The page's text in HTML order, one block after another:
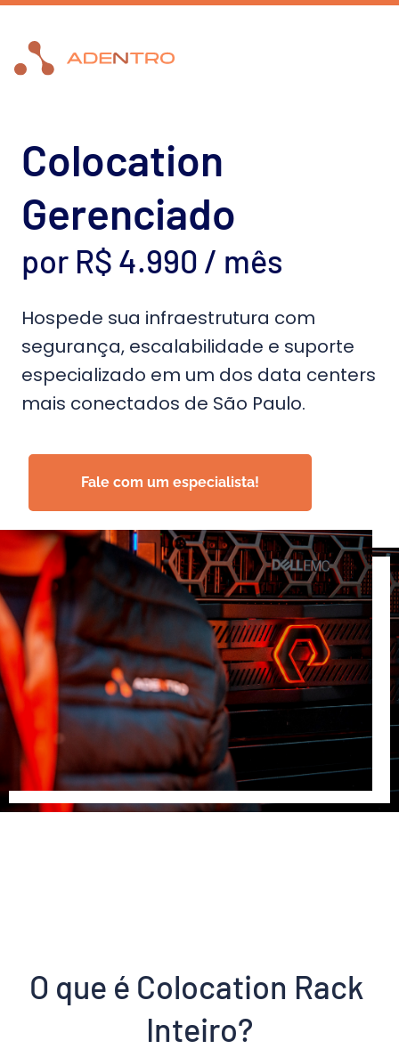
Colocation
Gerenciado
por R$ 4.990 / mês
Hospede sua infraestrutura com
segurança, escalabilidade e suporte
especializado em um dos data centers
mais conectados de São Paulo.
Fale com um especialista!
O que é Colocation Rack
Inteiro?